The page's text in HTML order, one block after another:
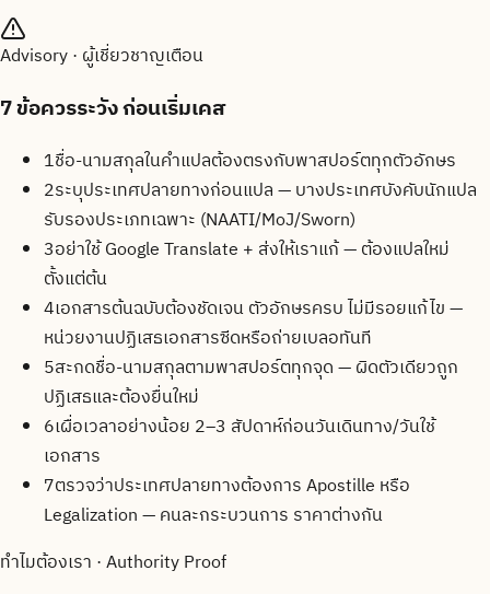
Advisory · ผู้เชี่ยวชาญเตือน
7ข้อควรระวัง ก่อนเริ่มเคส
1ชื่อ-นามสกุลในคำแปลต้องตรงกับพาสปอร์ตทุกตัวอักษร
2ระบุประเทศปลายทางก่อนแปล — บางประเทศบังคับนักแปล
รับรองประเภทเฉพาะ (NAATI/MoJ/Sworn)
3อย่าใช้ Google Translate + ส่งให้เราแก้ — ต้องแปลใหม่
ตั้งแต่ต้น
4เอกสารต้นฉบับต้องชัดเจน ตัวอักษรครบ ไม่มีรอยแก้ไข —
หน่วยงานปฏิเสธเอกสารซีดหรือถ่ายเบลอทันที
5สะกดชื่อ-นามสกุลตามพาสปอร์ตทุกจุด — ผิดตัวเดียวถูก
ปฏิเสธและต้องยื่นใหม่
6เผื่อเวลาอย่างน้อย 2–3 สัปดาห์ก่อนวันเดินทาง/วันใช้
เอกสาร
7ตรวจว่าประเทศปลายทางต้องการ Apostille หรือ
Legalization — คนละกระบวนการ ราคาต่างกัน
ทำไมต้องเรา · Authority Proof